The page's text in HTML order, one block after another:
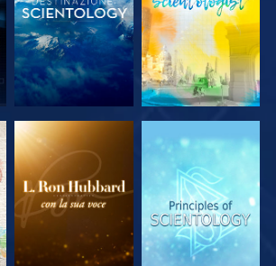
ESPLORA LE
SERIE
ESPLORA LE
SERIE